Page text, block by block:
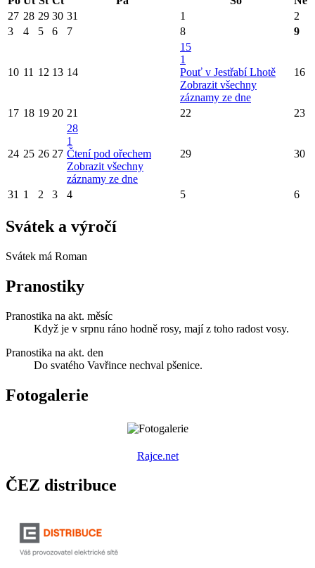
27 28 29 30 31 1
2
3
4 5 6 7 8 9
10 11 12 13 14
15
1
Pouť v Jestřabí Lhotě
Zobrazit všechny
záznamy ze dne
16
17 18 19 20 21 22 23
24 25 26 27
28
1
Čtení pod ořechem
Zobrazit všechny
záznamy ze dne
29 30
31 1 2 3 4 5 6
Svátek a výročí
Svátek má Roman
Pranostiky
Pranostika na akt. měsíc
Když je v srpnu ráno hodně rosy, mají z toho radost vosy.
Pranostika na akt. den
Do svatého Vavřince nechval pšenice.
Fotogalerie
Rajce.net
ČEZ distribuce